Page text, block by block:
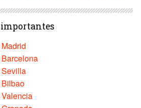
importantes
Sevilla
Bilbao